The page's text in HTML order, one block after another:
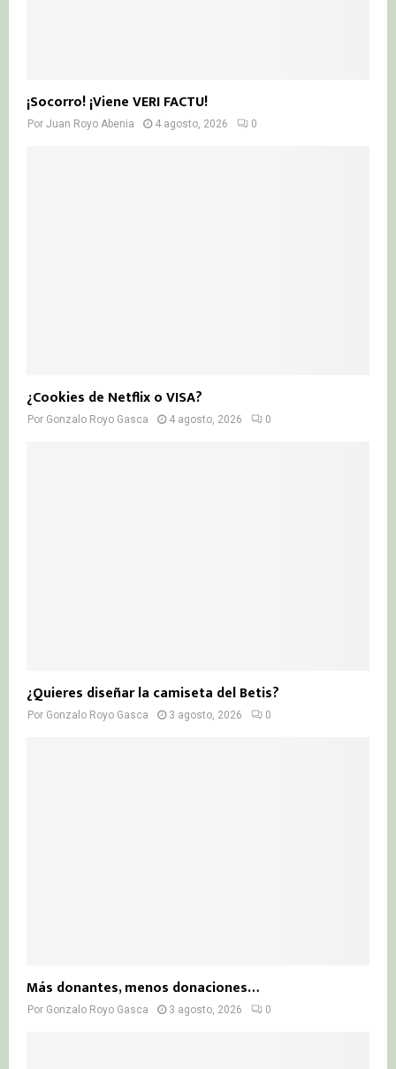
¡Socorro! ¡Viene VERI FACTU!
Por Juan Royo Abenia 4 agosto, 2026 0
¿Cookies de Netflix o VISA?
Por Gonzalo Royo Gasca 4 agosto, 2026 0
¿Quieres diseñar la camiseta del Betis?
Por Gonzalo Royo Gasca 3 agosto, 2026 0
Más donantes, menos donaciones…
Por Gonzalo Royo Gasca 3 agosto, 2026 0